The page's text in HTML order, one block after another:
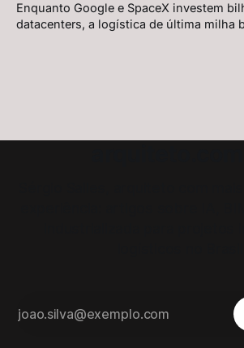
Enquanto Google e SpaceX investem
datacenters, a logística de última milha